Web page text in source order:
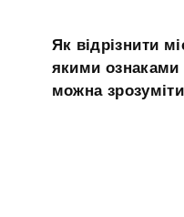
Як відрізнити
якими ознаками
можна